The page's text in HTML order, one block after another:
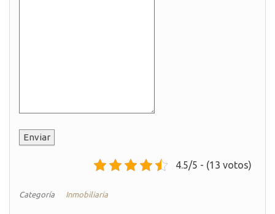
Enviar
4.5/5 - (13 votos)
Categoría Inmobiliaria